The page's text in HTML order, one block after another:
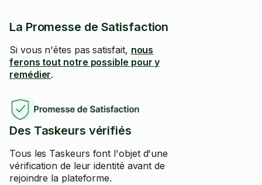
La Promesse de Satisfaction
Si vous n'êtes pas satisfait, nous
ferons tout notre possible pour y
remédier.
Des Taskeurs vérifiés
Tous les Taskeurs font l'objet d'une
vérification de leur identité avant de
rejoindre la plateforme.